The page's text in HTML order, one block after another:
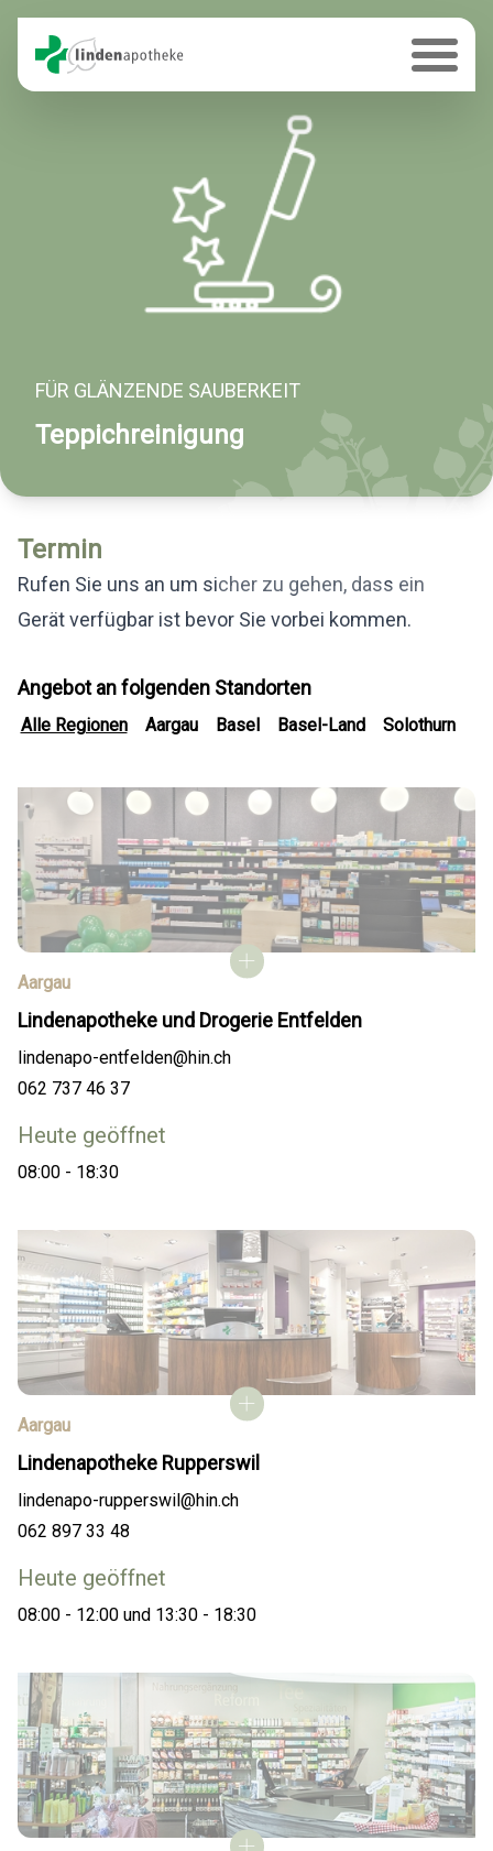
FÜR GLÄNZENDE SAUBERKEIT
Teppichreinigung
Termin
Rufen Sie uns an um sicher zu gehen, dass ein
Gerät verfügbar ist bevor Sie vorbei kommen.
Angebot an folgenden Standorten
Alle Regionen Aargau Basel Basel-Land Solothurn
Aargau
Lindenapotheke und Drogerie Entfelden
lindenapo-entfelden@hin.ch
062 737 46 37
Heute geöffnet
08:00 - 18:30
Aargau
Lindenapotheke Rupperswil
lindenapo-rupperswil@hin.ch
062 897 33 48
Heute geöffnet
08:00 - 12:00 und 13:30 - 18:30